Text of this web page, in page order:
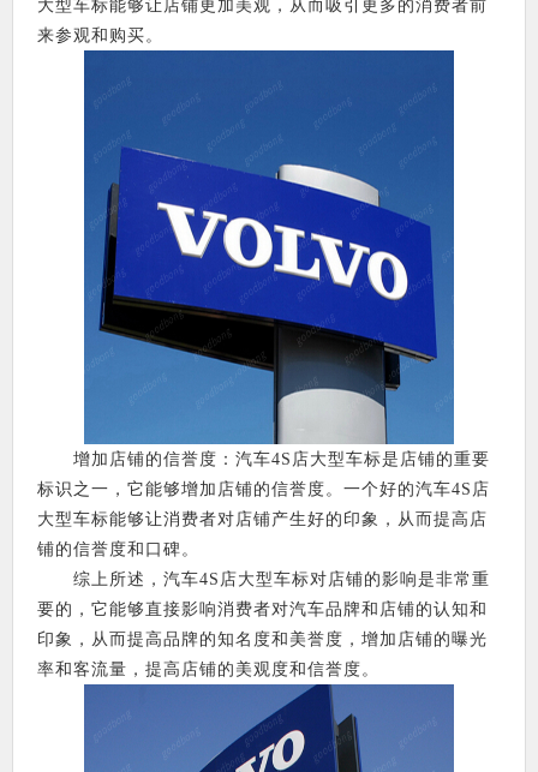
大型车标能够让店铺更加美观，从而吸引更多的消费者前
来参观和购买。
增加店铺的信誉度：汽车4S店大型车标是店铺的重要
标识之一，它能够增加店铺的信誉度。一个好的汽车4S店
大型车标能够让消费者对店铺产生好的印象，从而提高店
铺的信誉度和口碑。
综上所述，汽车4S店大型车标对店铺的影响是非常重
要的，它能够直接影响消费者对汽车品牌和店铺的认知和
印象，从而提高品牌的知名度和美誉度，增加店铺的曝光
率和客流量，提高店铺的美观度和信誉度。